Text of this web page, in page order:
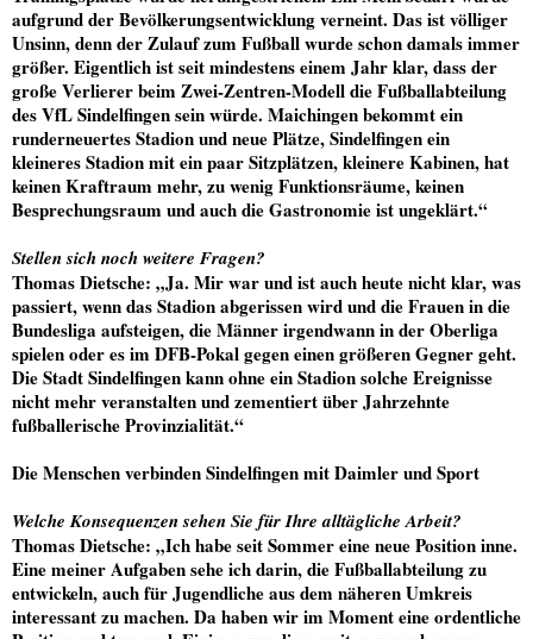
aufgrund der Bevölkerungsentwicklung verneint. Das ist völliger
Unsinn, denn der Zulauf zum Fußball wurde schon damals immer
größer. Eigentlich ist seit mindestens einem Jahr klar, dass der
große Verlierer beim Zwei-Zentren-Modell die Fußballabteilung
des VfL Sindelfingen sein würde. Maichingen bekommt ein
runderneuertes Stadion und neue Plätze, Sindelfingen ein
kleineres Stadion mit ein paar Sitzplätzen, kleinere Kabinen, hat
keinen Kraftraum mehr, zu wenig Funktionsräume, keinen
Besprechungsraum und auch die Gastronomie ist ungeklärt.“
Stellen sich noch weitere Fragen?
Thomas Dietsche: „Ja. Mir war und ist auch heute nicht klar, was
passiert, wenn das Stadion abgerissen wird und die Frauen in die
Bundesliga aufsteigen, die Männer irgendwann in der Oberliga
spielen oder es im DFB-Pokal gegen einen größeren Gegner geht.
Die Stadt Sindelfingen kann ohne ein Stadion solche Ereignisse
nicht mehr veranstalten und zementiert über Jahrzehnte
fußballerische Provinzialität.“
Die Menschen verbinden Sindelfingen mit Daimler und Sport
Welche Konsequenzen sehen Sie für Ihre alltägliche Arbeit?
Thomas Dietsche: „Ich habe seit Sommer eine neue Position inne.
Eine meiner Aufgaben sehe ich darin, die Fußballabteilung zu
entwickeln, auch für Jugendliche aus dem näheren Umkreis
interessant zu machen. Da haben wir im Moment eine ordentliche